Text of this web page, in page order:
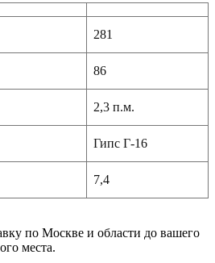
281
86
2,3 п.м.
Гипс Г-16
7,4
по Москве и области до вашего
места.